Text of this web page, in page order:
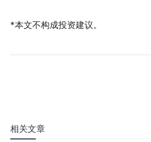
*本文不构成投资建议。
相关文章